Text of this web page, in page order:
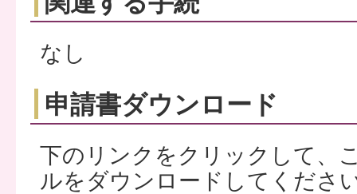
なし
申請書ダウンロード
下のリンクをクリックして、
ルをダウンロードしてくださ